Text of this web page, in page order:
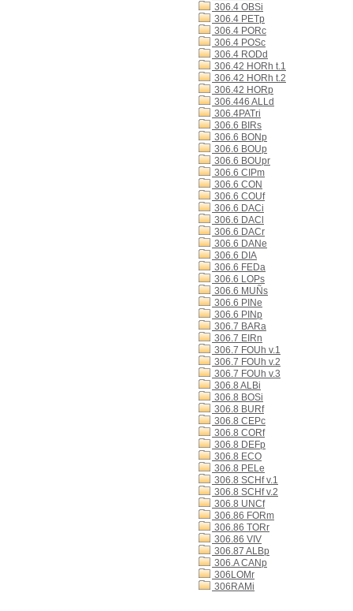
306.4 OBSi
306.4 PETp
306.4 PORc
306.4 POSc
306.4 RODd
306.42 HORh t.1
306.42 HORh t.2
306.42 HORp
306.446 ALLd
306.4PATri
306.6 BIRs
306.6 BONp
306.6 BOUp
306.6 BOUpr
306.6 CIPm
306.6 CON
306.6 COUf
306.6 DACi
306.6 DACl
306.6 DACr
306.6 DANe
306.6 DIA
306.6 FEDa
306.6 LOPs
306.6 MUÑs
306.6 PINe
306.6 PINp
306.7 BARa
306.7 EIRn
306.7 FOUh v.1
306.7 FOUh v.2
306.7 FOUh v.3
306.8 ALBi
306.8 BOSi
306.8 BURf
306.8 CEPc
306.8 CORf
306.8 DEFp
306.8 ECO
306.8 PELe
306.8 SCHf v.1
306.8 SCHf v.2
306.8 UNCf
306.86 FORm
306.86 TORr
306.86 VIV
306.87 ALBp
306.A CANp
306LOMr
306RAMi